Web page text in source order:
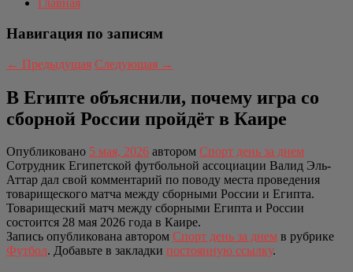
Главная
Навигация по записям
← Предыдущая Следующая →
В Египте объяснили, почему игра со
сборной России пройдёт в Каире
Опубликовано 5 мая, 2026 автором Спорт день за днем
Сотрудник Египетской футбольной ассоциации Валид Эль-
Аттар дал свой комментарий по поводу места проведения
товарищеского матча между сборными России и Египта.
Товарищеский матч между сборными Египта и России
состоится 28 мая 2026 года в Каире.
Запись опубликована автором Спорт день за днем в рубрике
Футбол. Добавьте в закладки постоянную ссылку.